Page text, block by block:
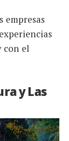
empresas
con el
y Las